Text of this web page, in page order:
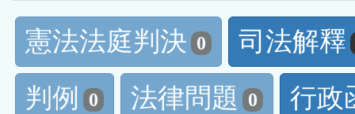
憲法法庭判決 0
司法解釋
判例
0 法律問題 0
行政